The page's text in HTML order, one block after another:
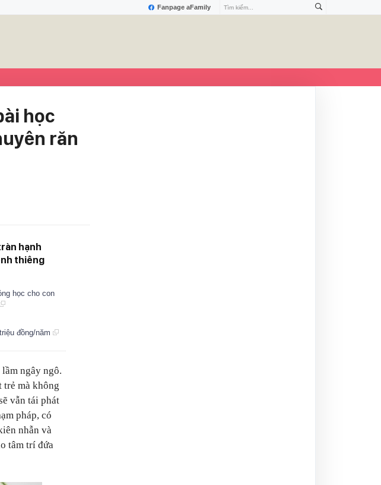
Fanpage aFamily
học
răn
hạnh
thiêng
học cho con
đồng/năm
ngây ngô.
trẻ mà không
vẫn tái phát
pháp, có
nhẫn và
tâm trí đứa